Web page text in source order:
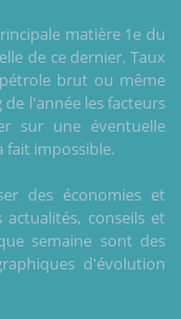
matière 1e du
de ce dernier. Taux
brut ou même
l'année les facteurs
sur une éventuelle
fait impossible.
des économies et
conseils et
semaine sont des
d'évolution